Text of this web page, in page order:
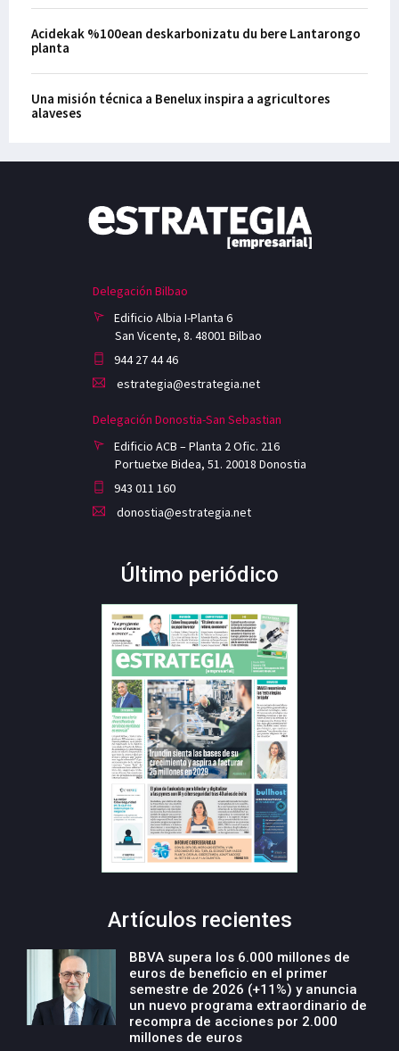
Acidekak %100ean deskarbonizatu du bere Lantarongo
planta
Una misión técnica a Benelux inspira a agricultores
alaveses
Delegación Bilbao
Edificio Albia I-Planta 6
San Vicente, 8. 48001 Bilbao
944 27 44 46
estrategia@estrategia.net
Delegación Donostia-San Sebastian
Edificio ACB – Planta 2 Ofic. 216
Portuetxe Bidea, 51. 20018 Donostia
943 011 160
donostia@estrategia.net
Último periódico
Artículos recientes
BBVA supera los 6.000 millones de
euros de beneficio en el primer
semestre de 2026 (+11%) y anuncia
un nuevo programa extraordinario de
recompra de acciones por 2.000
millones de euros